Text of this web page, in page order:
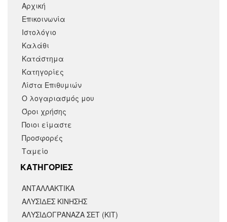
Αρχική
Επικοινωνία
Ιστολόγιο
Καλάθι
Κατάστημα
Κατηγορίες
Λίστα Επιθυμιών
Ο λογαριασμός μου
Όροι χρήσης
Ποιοι είμαστε
Προσφορές
Ταμείο
KΑΤΗΓΟΡΙΕΣ
ΑΝΤΑΛΛΑΚΤΙΚΆ
ΑΛΥΣΙΔΕΣ ΚΙΝΗΣΗΣ
ΑΛΥΣΙΔΟΓΡΑΝΑΖΑ ΣΕΤ (ΚΙΤ)